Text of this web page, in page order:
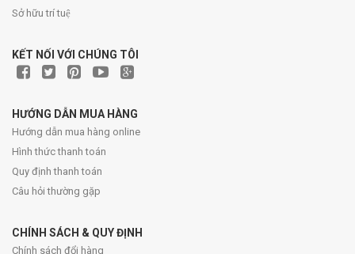
Sở hữu trí tuệ
KẾT NỐI VỚI CHÚNG TÔI
HƯỚNG DẪN MUA HÀNG
Hướng dẫn mua hàng online
Hình thức thanh toán
Quy định thanh toán
Câu hỏi thường gặp
CHÍNH SÁCH & QUY ĐỊNH
Chính sách đổi hàng